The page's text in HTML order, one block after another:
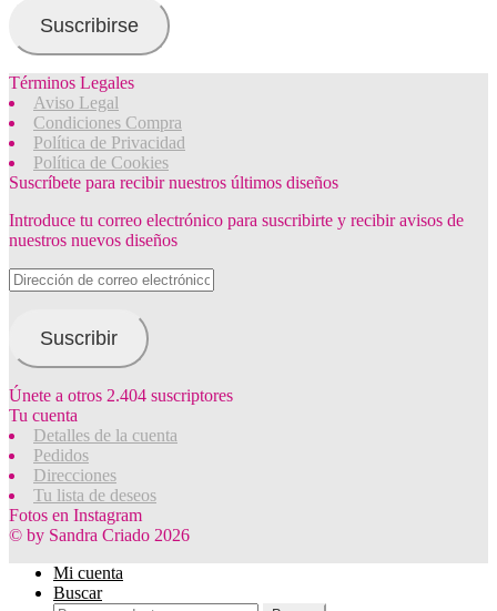
Suscribirse
Términos Legales
Aviso Legal
Condiciones Compra
Política de Privacidad
Política de Cookies
Suscríbete para recibir nuestros últimos diseños
Introduce tu correo electrónico para suscribirte y recibir avisos de
nuestros nuevos diseños
Dirección
de
electrónico
Suscribir
Únete a otros 2.404 suscriptores
Tu cuenta
Detalles de la cuenta
Pedidos
Direcciones
Tu lista de deseos
Fotos en Instagram
© by Sandra Criado 2026
Mi cuenta
Buscar